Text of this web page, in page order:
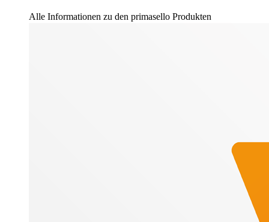
Alle Informationen zu den primasello Produkten